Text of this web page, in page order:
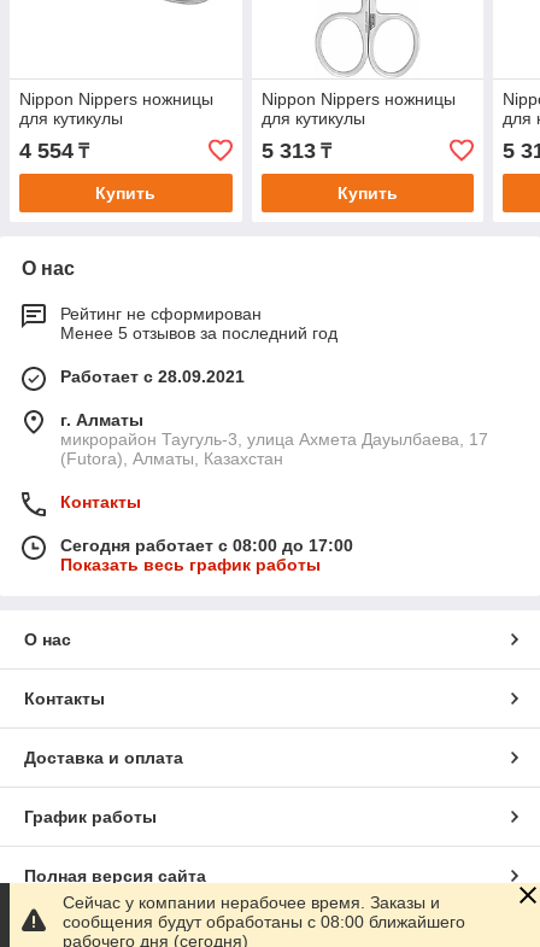
Nippon Nippers ножницы
для кутикулы
4 554 ₸
Купить
Nippon Nippers ножницы
для кутикулы
5 313₸
Купить
для
5
О нас
Рейтинг не сформирован
Менее 5 отзывов за последний год
Работает с 28.09.2021
г. Алматы
микрорайон Таугуль-3, улица Ахмета Дауылбаева, 17
(Futora), Алматы, Казахстан
Контакты
Сегодня работает с 08:00 до 17:00
Показать весь график работы
О нас
Контакты
Доставка и оплата
График работы
Полная версия сайта
Сайт создан на маркетплейсе
Сейчас у компании нерабочее время. Заказы и
сообщения будут обработаны с 08:00 ближайшего
рабочего дня (сегодня)